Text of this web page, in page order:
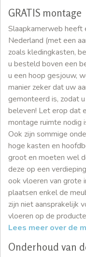
GRATIS montage
Slaapkamerweb heeft
Nederland (met een
zoals kledingkasten,
u besteld boven een
u een hoop gesjouw,
manier zeker dat uw
gemonteerd is, zodat
beleven! Let erop dat
montage ruimte nodig
Ook zijn sommige
hoge kasten en
groot en moeten wel
deze op een
ook vloeren van grote
plaatsen enkel de
zijn niet aansprakelijk
vloeren op de
Lees meer over de
Onderhoud van